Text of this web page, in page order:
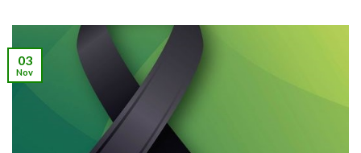
03
Nov